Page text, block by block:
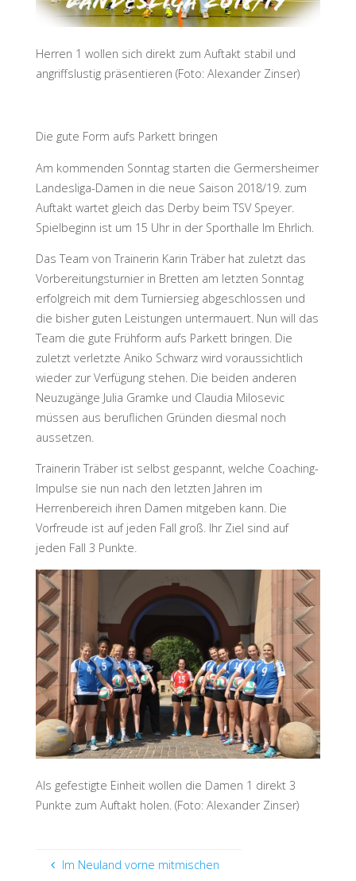
Herren 1 wollen sich direkt zum Auftakt stabil und
angriffslustig präsentieren (Foto: Alexander Zinser)
Die gute Form aufs Parkett bringen
Am kommenden Sonntag starten die Germersheimer
Landesliga-Damen in die neue Saison 2018/19. zum
Auftakt wartet gleich das Derby beim TSV Speyer.
Spielbeginn ist um 15 Uhr in der Sporthalle Im Ehrlich.
Das Team von Trainerin Karin Träber hat zuletzt das
Vorbereitungsturnier in Bretten am letzten Sonntag
erfolgreich mit dem Turniersieg abgeschlossen und
die bisher guten Leistungen untermauert. Nun will das
Team die gute Frühform aufs Parkett bringen. Die
zuletzt verletzte Aniko Schwarz wird voraussichtlich
wieder zur Verfügung stehen. Die beiden anderen
Neuzugänge Julia Gramke und Claudia Milosevic
müssen aus beruflichen Gründen diesmal noch
aussetzen.
Trainerin Träber ist selbst gespannt, welche Coaching-
Impulse sie nun nach den letzten Jahren im
Herrenbereich ihren Damen mitgeben kann. Die
Vorfreude ist auf jeden Fall groß. Ihr Ziel sind auf
jeden Fall 3 Punkte.
Als gefestigte Einheit wollen die Damen 1 direkt 3
Punkte zum Auftakt holen. (Foto: Alexander Zinser)
Im Neuland vorne mitmischen